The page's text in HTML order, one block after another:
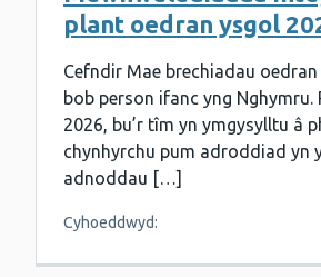
plant oedran ysgol
Cefndir Mae brechiadau
bob person ifanc yng Nghymru.
2026, bu’r tîm yn ymgysylltu â
chynhyrchu pum adroddiad yn
adnoddau […]
Cyhoeddwyd: